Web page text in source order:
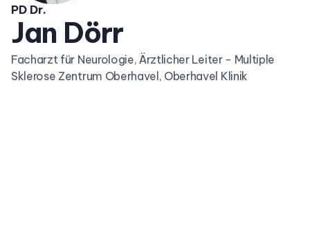
PD Dr.
Jan Dörr
Facharzt für Neurologie, Ärztlicher Leiter - Multiple
Sklerose Zentrum Oberhavel, Oberhavel Klinik